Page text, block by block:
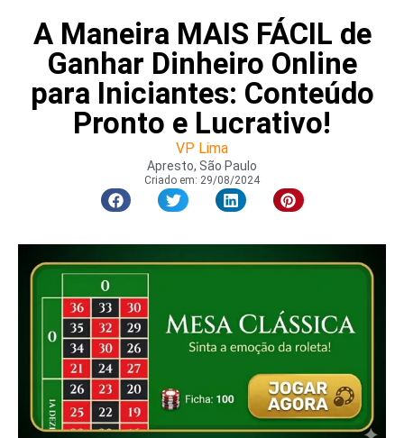
A Maneira MAIS FÁCIL de
Ganhar Dinheiro Online
para Iniciantes: Conteúdo
Pronto e Lucrativo!
VP Lima
Apresto, São Paulo
Criado em: 29/08/2024